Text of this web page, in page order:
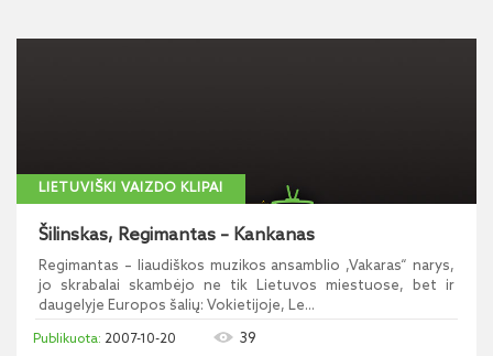
LIETUVIŠKI VAIZDO KLIPAI
Šilinskas, Regimantas – Kankanas
Regimantas – liaudiškos muzikos ansamblio ,Vakaras“ narys,
jo skrabalai skambėjo ne tik Lietuvos miestuose, bet ir
daugelyje Europos šalių: Vokietijoje, Le...
2007-10-20 39